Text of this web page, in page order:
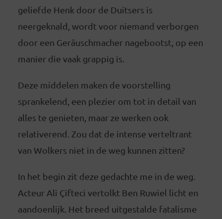
geliefde Henk door de Duitsers is
neergeknald, wordt voor niemand verborgen
door een Geräuschmacher nagebootst, op een
manier die vaak grappig is.
Deze middelen maken de voorstelling
sprankelend, een plezier om tot in detail van
alles te genieten, maar ze werken ook
relativerend. Zou dat de intense verteltrant
van Wolkers niet in de weg kunnen zitten?
In het begin zit deze gedachte me in de weg.
Acteur Ali Çifteci vertolkt Ben Ruwiel licht en
aandoenlijk. Het breed uitgestalde fatalisme